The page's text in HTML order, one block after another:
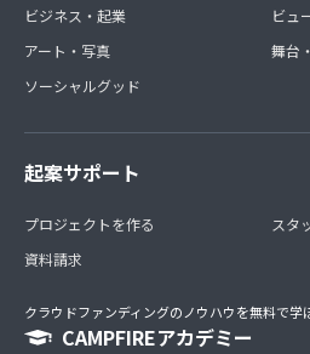
ビジネス・起業
アート・写真
ソーシャルグッド
ビュ
舞台
起案サポート
プロジェクトを作る
資料請求
スタ
クラウドファンディングのノウハウを無料で学
CAMPFIREアカデミー